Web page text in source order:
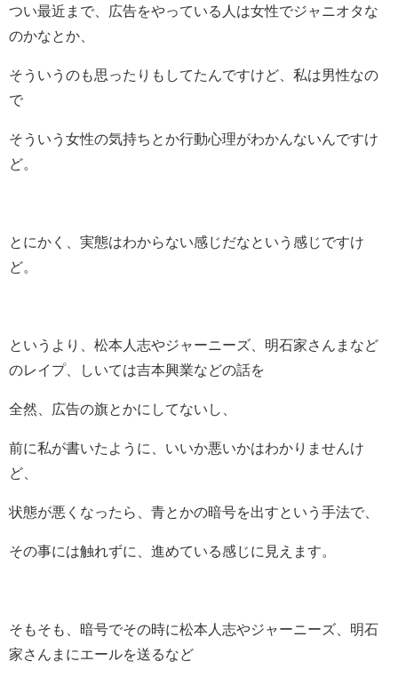
つい最近まで、広告をやっている人は女性でジャニオタな
のかなとか、
そういうのも思ったりもしてたんですけど、私は男性なの
で
そういう女性の気持ちとか行動心理がわかんないんですけ
ど。
とにかく、実態はわからない感じだなという感じですけ
ど。
というより、松本人志やジャーニーズ、明石家さんまなど
のレイプ、しいては吉本興業などの話を
全然、広告の旗とかにしてないし、
前に私が書いたように、いいか悪いかはわかりませんけ
ど、
状態が悪くなったら、青とかの暗号を出すという手法で、
その事には触れずに、進めている感じに見えます。
そもそも、暗号でその時に松本人志やジャーニーズ、明石
家さんまにエールを送るなど